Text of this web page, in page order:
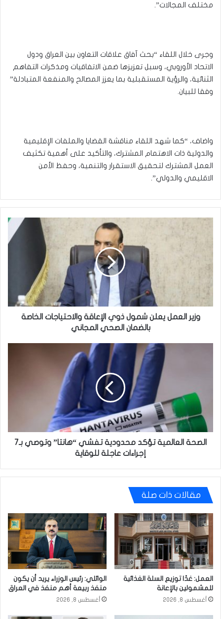
مختلف المجالات”.
وجرى خلال اللقاء “بحث آفاق علاقات التعاون بين العراق ودول
الاتحاد الأوروبي، وسبل تعزيزها ضمن الاتفاقيات ومذكرات التفاهم
الثنائية، والرؤية المستقبلية بما يعزز المصالح والمنفعة المتبادلة”
وفقا للبيان.
واضاف، “كما شهد اللقاء مناقشة القضايا والملفات الإقليمية
والدولية ذات الاهتمام المشترك، والتأكيد على أهمية تكثيف
العمل المشترك لتحقيق الاستقرار والتنمية، وحفظ الأمن
الاقليمي والدولي”.
وزير
يعلن
ذوي
والاحتياجات
الخاصة
الصحيوزير العمل يعلن شمول ذوي الإعاقة والاحتياجات الخاصة
بالضمان الصحي المجاني
“هانتا”
وتوصي
إجراءات
عاجلة
الصحة العالمية تؤكد محدودية تفشي “هانتا” وتوصي بـ7
إجراءات عاجلة للوقاية
مقالات ذات صلة
العمل: غدًا توزيع السلة الغذائية
للمشمولين بالإعانة
أغسطس 8, 2026
الوائلي: رئيس الوزراء يريد أن يكون
منفذ ربيعة أهم منفذ في العراق
أغسطس 8, 2026